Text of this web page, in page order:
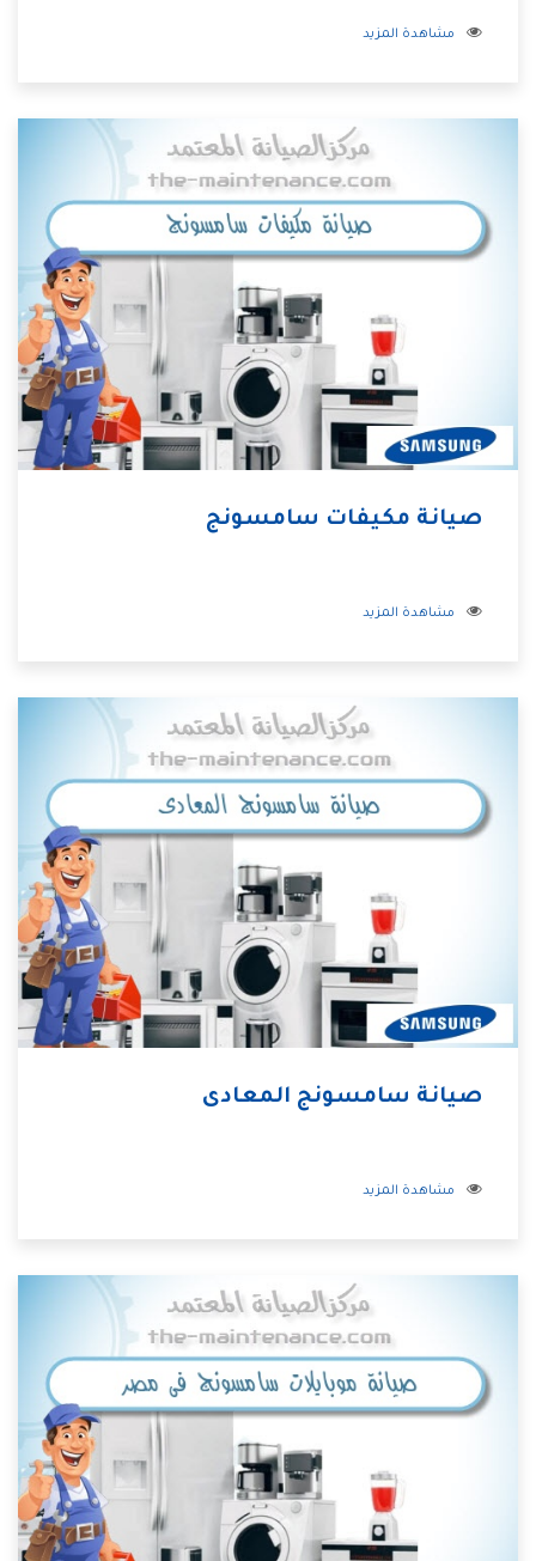
مشاهدة المزيد
صيانة مكيفات سامسونج
مشاهدة المزيد
صيانة سامسونج المعادى
مشاهدة المزيد